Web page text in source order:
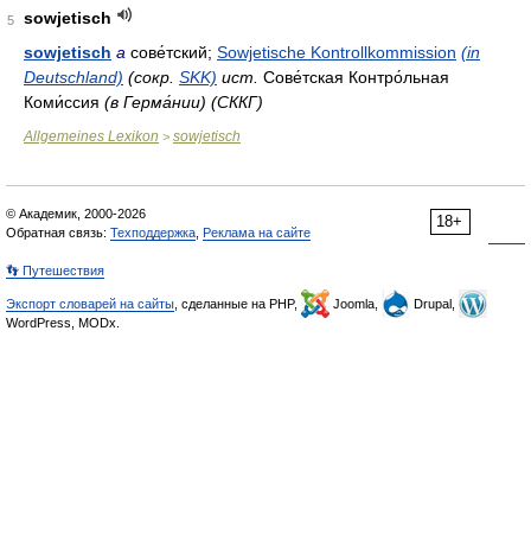
5
sowjetisch
sowjetisch a сове́тский; Sowjetische Kontrollkommission (in
Deutschland) (сокр. SKK) ист. Сове́тская Контро́льная
Коми́ссия (в Герма́нии) (СККГ)
Allgemeines Lexikon > sowjetisch
18+
© Академик, 2000-2026
Обратная связь: Техподдержка Реклама на сайте
👣 Путешествия
Экспорт словарей на сайты , сделанные на PHP, Joomla,
Drupal,
WordPress, MODx.